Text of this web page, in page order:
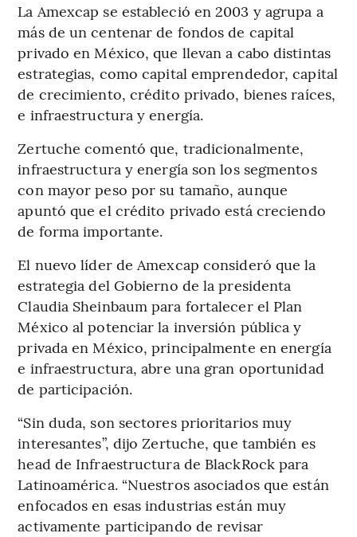
La Amexcap se estableció en 2003 y agrupa a
más de un centenar de fondos de capital
privado en México, que llevan a cabo distintas
estrategias, como capital emprendedor, capital
de crecimiento, crédito privado, bienes raíces,
e infraestructura y energía.
Zertuche comentó que, tradicionalmente,
infraestructura y energía son los segmentos
con mayor peso por su tamaño, aunque
apuntó que el crédito privado está creciendo
de forma importante.
El nuevo líder de Amexcap consideró que la
estrategia del Gobierno de la presidenta
Claudia Sheinbaum para fortalecer el Plan
México al potenciar la inversión pública y
privada en México, principalmente en energía
e infraestructura, abre una gran oportunidad
de participación.
“Sin duda, son sectores prioritarios muy
interesantes”, dijo Zertuche, que también es
head de Infraestructura de BlackRock para
Latinoamérica. “Nuestros asociados que están
enfocados en esas industrias están muy
activamente participando de revisar